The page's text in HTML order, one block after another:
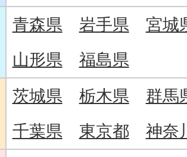
青森県 岩手県
宮城
山形県
福島県
茨城県 栃木県
群馬
千葉県
東京都 神奈